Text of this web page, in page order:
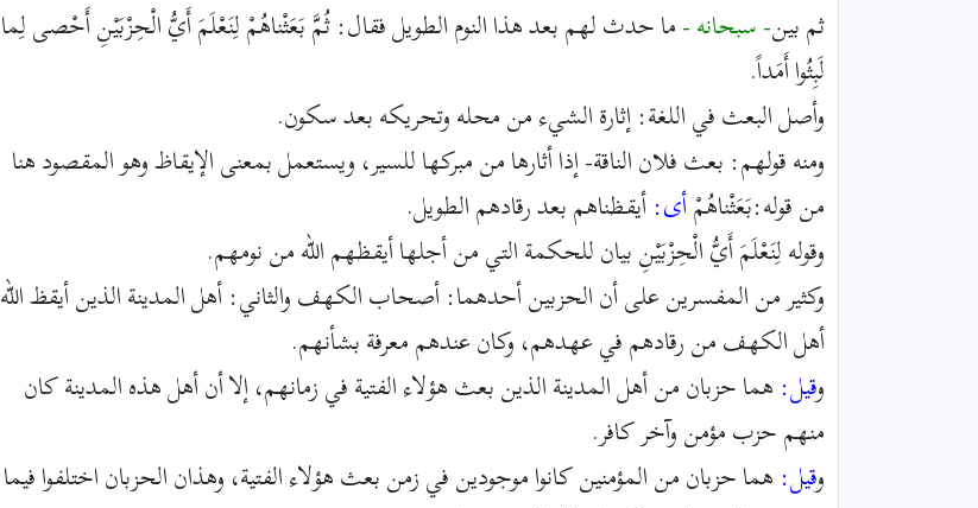
ثم بين- سبحانه -ما حدث لهم بعد هذا النوم الطويل فقال: ثُمَّ بَعَثْناهُمْ لِنَعْلَمَ أَيُّ الْحِزْبَيْنِ أَحْصى لِما
لَبِثُوا أَمَداً.
وأصل البعث في اللغة: إثارة الشيء من محله وتحريكه بعد سكون.
ومنه قولهم: بعث فلان الناقة- إذا أثارها من مبركها للسير، ويستعمل بمعنى الإيقاظ وهو المقصود هنا
من قوله:بَعَثْناهُمْأى:أيقظناهم بعد رقادهم الطويل.
وقوله لِنَعْلَمَ أَيُّ الْحِزْبَيْنِ بيان للحكمة التي من أجلها أيقظهم الله من نومهم.
وكثير من المفسرين على أن الحزبين أحدهما: أصحاب الكهف والثاني: أهل المدينة الذين أيقظ الله
أهل الكهف من رقادهم في عهدهم، وكان عندهم معرفة بشأنهم.
وقيل: هما حزبان من أهل المدينة الذين بعث هؤلاء الفتية في زمانهم، إلا أن أهل هذه المدينة كان
منهم حزب مؤمن وآخر كافر.
وقيل: هما حزبان من المؤمنين كانوا موجودين في زمن بعث هؤلاء الفتية، وهذان الحزبان اختلفوا فيما